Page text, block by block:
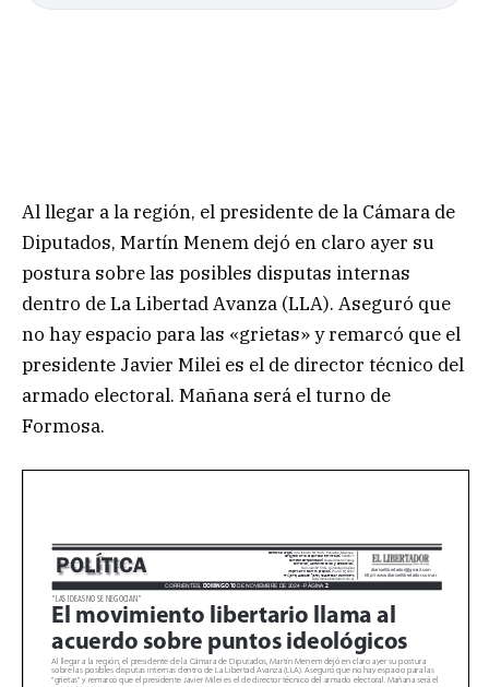
Al llegar a la región, el presidente de la Cámara de
Diputados, Martín Menem dejó en claro ayer su
postura sobre las posibles disputas internas
dentro de La Libertad Avanza (LLA). Aseguró que
no hay espacio para las «grietas» y remarcó que el
presidente Javier Milei es el de director técnico del
armado electoral. Mañana será el turno de
Formosa.